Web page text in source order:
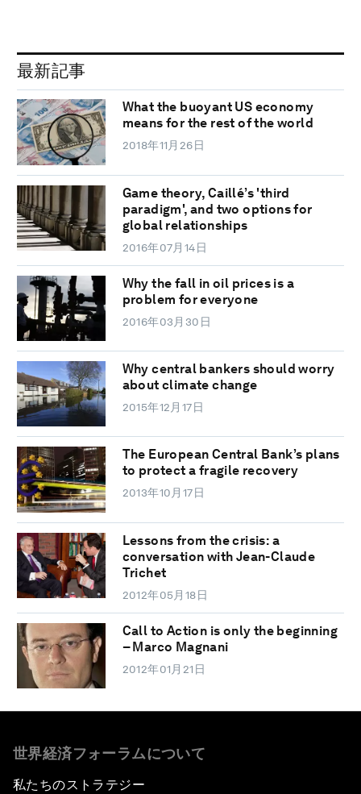
最新記事
What the buoyant US economy
means for the rest of the world
2018年11月26日
Game theory, Caillé’s 'third
paradigm', and two options for
global relationships
2016年07月14日
Why the fall in oil prices is a
problem for everyone
2016年03月30日
Why central bankers should worry
about climate change
2015年12月17日
The European Central Bank’s plans
to protect a fragile recovery
2013年10月17日
Lessons from the crisis: a
conversation with Jean-Claude
Trichet
2012年05月18日
Call to Action is only the beginning
– Marco Magnani
2012年01月21日
世界経済フォーラムについて
私たちのストラテジー